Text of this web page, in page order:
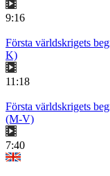
9:16
Första världskrigets
K)
11:18
Första världskrigets
(M-V)
7:40